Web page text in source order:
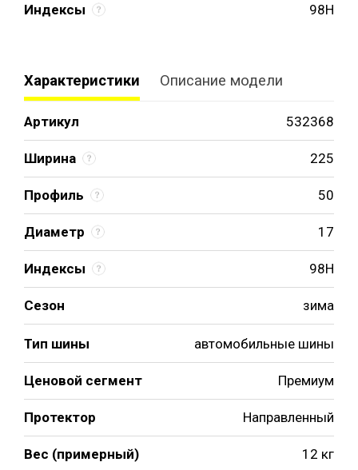
Индексы 98H
Характеристики Описание модели
Артикул 532368
Ширина 225
Профиль 50
Диаметр 17
Индексы 98H
Сезон зима
Тип шины автомобильные шины
Ценовой сегмент Премиум
Протектор Направленный
Вес (примерный) 12 кг